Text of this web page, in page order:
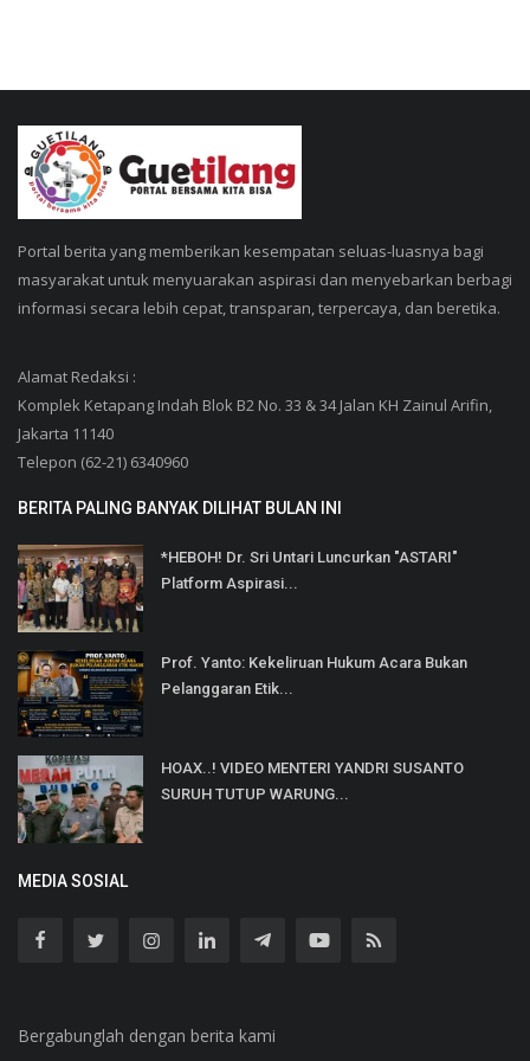
Portal berita yang memberikan kesempatan seluas-luasnya bagi
masyarakat untuk menyuarakan aspirasi dan menyebarkan berbagi
informasi secara lebih cepat, transparan, terpercaya, dan beretika.
Alamat Redaksi :
Komplek Ketapang Indah Blok B2 No. 33 & 34 Jalan KH Zainul Arifin,
Jakarta 11140
Telepon (62-21) 6340960
BERITA PALING BANYAK DILIHAT BULAN INI
*HEBOH! Dr. Sri Untari Luncurkan "ASTARI"
Platform Aspirasi...
Prof. Yanto: Kekeliruan Hukum Acara Bukan
Pelanggaran Etik...
HOAX..! VIDEO MENTERI YANDRI SUSANTO
SURUH TUTUP WARUNG...
MEDIA SOSIAL
Bergabunglah dengan berita kami